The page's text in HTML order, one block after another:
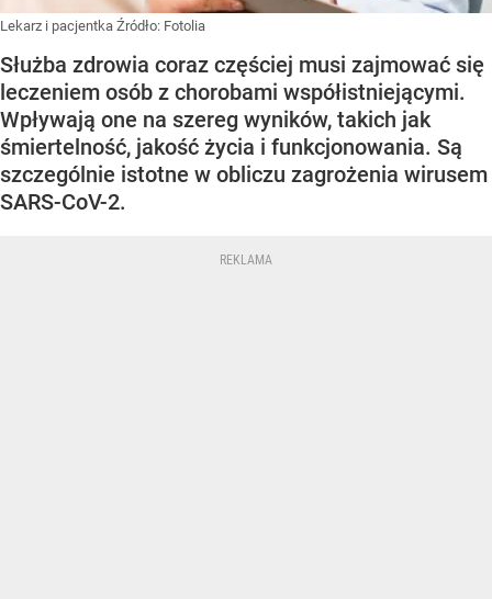
Lekarz i pacjentka Źródło: Fotolia
Służba zdrowia coraz częściej musi zajmować się
leczeniem osób z chorobami współistniejącymi.
Wpływają one na szereg wyników, takich jak
śmiertelność, jakość życia i funkcjonowania. Są
szczególnie istotne w obliczu zagrożenia wirusem
SARS-CoV-2.